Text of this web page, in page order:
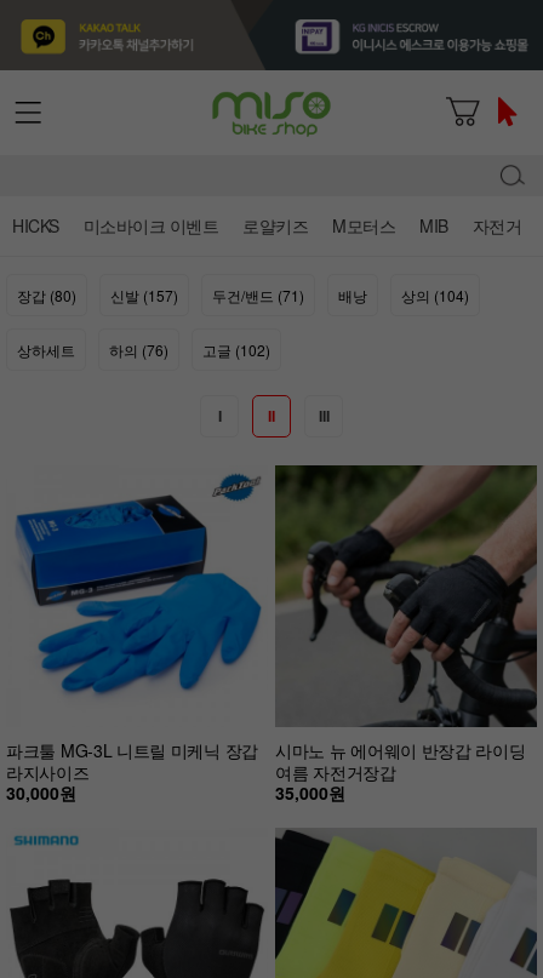
HICKS 미소바이크 이벤트 로얄키즈 M모터스 MIB 자전거
장갑 (80) 신발 (157) 두건/밴드 (71) 배낭 상의 (104)
상하세트 하의 (76) 고글 (102)
I II III
파크툴 MG-3L 니트릴 미케닉 장갑
라지사이즈
30,000원
시마노 뉴 에어웨이 반장갑 라이딩
여름 자전거장갑
35,000원